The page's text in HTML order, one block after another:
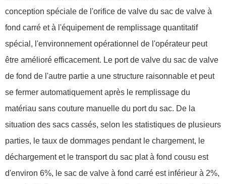
conception spéciale de l'orifice de valve du sac de valve à
fond carré et à l'équipement de remplissage quantitatif
spécial, l'environnement opérationnel de l'opérateur peut
être amélioré efficacement. Le port de valve du sac de valve
de fond de l'autre partie a une structure raisonnable et peut
se fermer automatiquement après le remplissage du
matériau sans couture manuelle du port du sac. De la
situation des sacs cassés, selon les statistiques de plusieurs
parties, le taux de dommages pendant le chargement, le
déchargement et le transport du sac plat à fond cousu est
d'environ 6%, le sac de valve à fond carré est inférieur à 2%,